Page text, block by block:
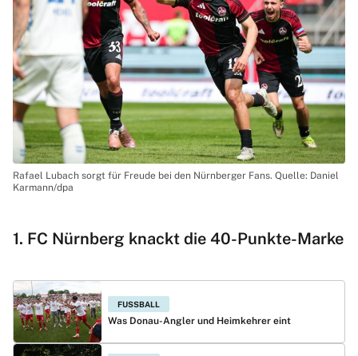
Rafael Lubach sorgt für Freude bei den Nürnberger Fans. Quelle: Daniel
Karmann/dpa
1. FC Nürnberg knackt die 40-Punkte-Marke
FUSSBALL
Was Donau-Angler und Heimkehrer eint